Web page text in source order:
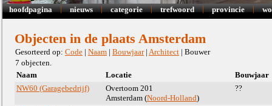
hoofdpagina | nieuws | categorie | trefwoord | provincie |
Objecten in de plaats Amsterdam
Gesorteerd op: Code | Naam | Bouwjaar| Architect | Bouwer
7 objecten.
Naam
Locatie
Bouwjaar
NW60 (Garagebedrijf)
Overtoom 201
Amsterdam (Noord-Holland)
??